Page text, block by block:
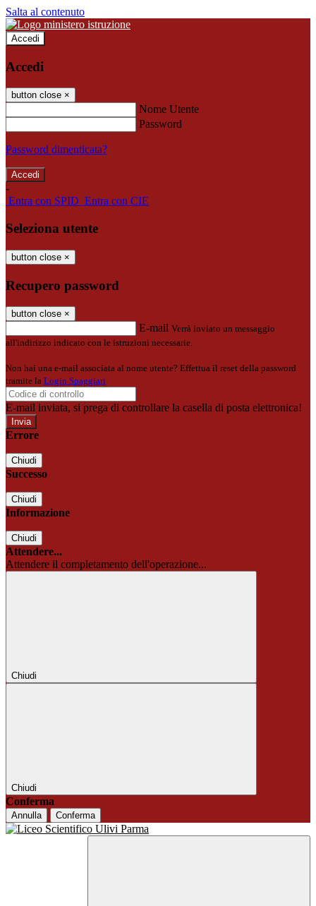
Salta al contenuto
Accedi
Accedi
button close ×
Nome Utente
Password
Password dimenticata?
-
Entra con SPID Entra con CIE
Seleziona utente
button close ×
Recupero password
button close ×
E-mail Verrà inviato un messaggio
all'indirizzo indicato con le istruzioni necessarie.
Non hai una e-mail associata al nome utente? Effettua il reset della password
tramite la Login Spaggiari
E-mail inviata, si prega di controllare la casella di posta elettronica!
Errore
Chiudi
Successo
Chiudi
Informazione
Chiudi
Attendere...
Attendere il completamento dell'operazione...
Chiudi
Chiudi
Conferma
Annulla Conferma